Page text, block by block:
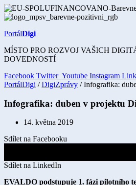
Přejít
k
PortálDigi
MÍSTO PRO ROZVOJ VAŠICH
DOVEDNOSTÍ
Facebook Twitter Youtube Instagram
PortálDigi /DigiZprávy / Infografika:
Infografika: duben v projektu
14. května 2019
Sdílet na Facebooku
Sdílet na LinkedIn
EVALDO podstupuje 1. fázi pilotního